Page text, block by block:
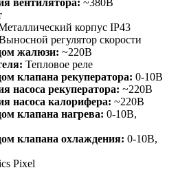
корпус IP43
регулятор скорости
жалюзи: ~220В
Тепловое реле
клапана рекуператора: 0-10В
насоса рекуператора: ~220В
насоса калорифера: ~220В
клапана нагрева: 0-10В,
клапана охлаждения: 0-10В,
Pixel